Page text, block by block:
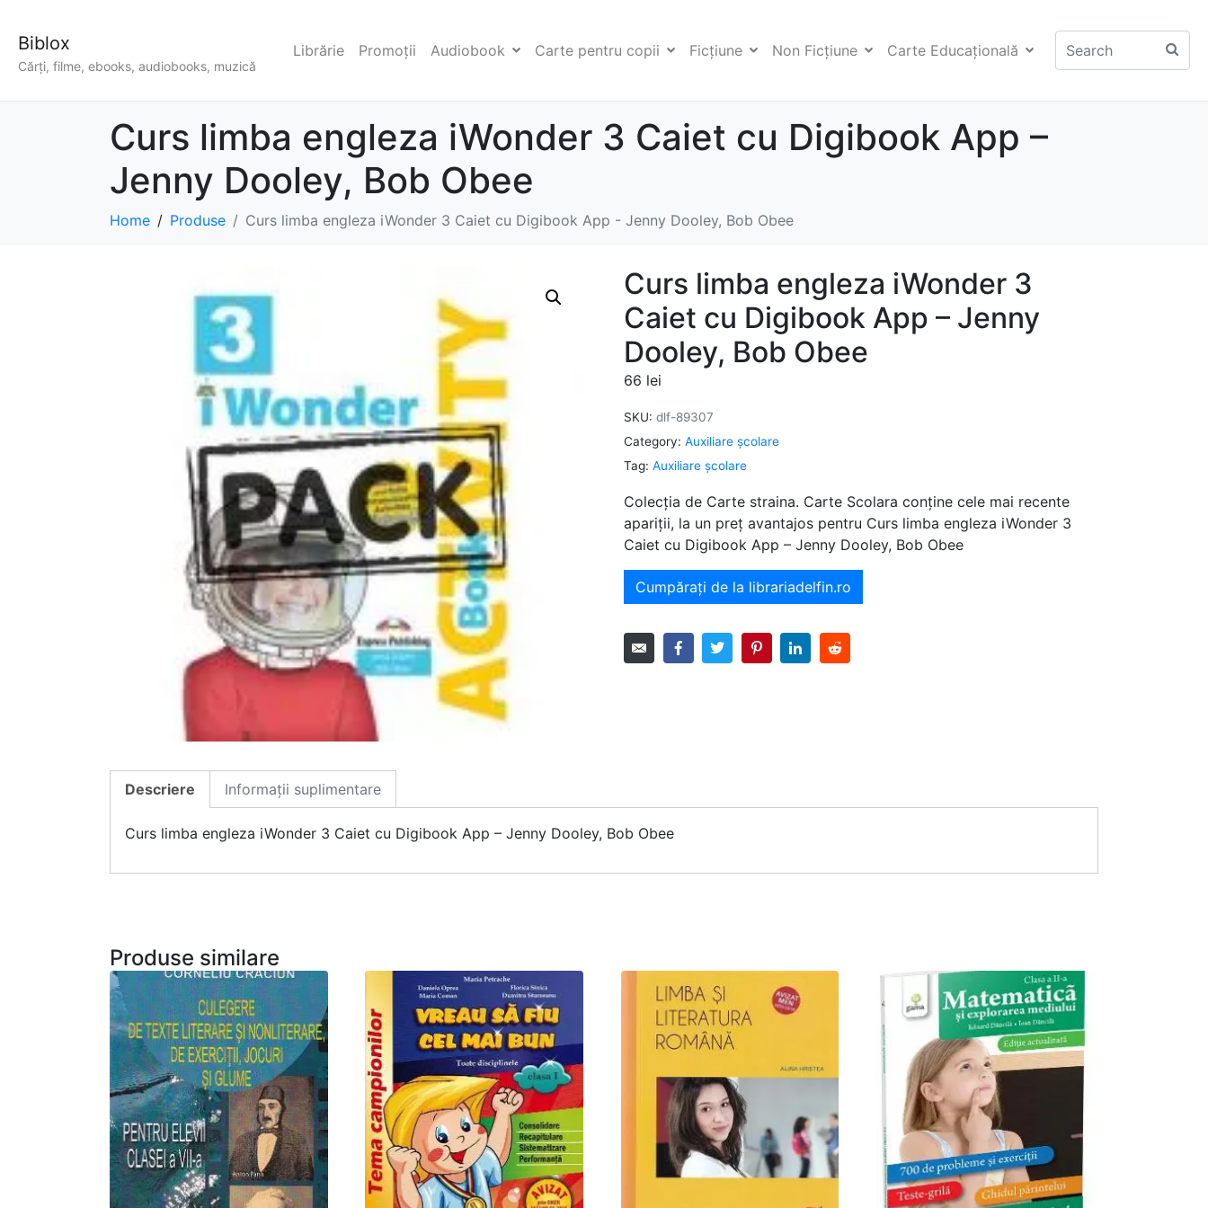
Biblox
Cărți, filme, ebooks, audiobooks, muzică
Librărie Promoții Audiobook Carte pentru copii Ficţiune Non Ficţiune Carte Educaţională
Curs limba engleza iWonder 3 Caiet cu Digibook App –
Jenny Dooley, Bob Obee
Home Produse Curs limba engleza iWonder 3 Caiet cu Digibook App - Jenny Dooley, Bob Obee
Curs limba engleza iWonder 3
Caiet cu Digibook App – Jenny
Dooley, Bob Obee
66 lei
SKU: dlf-89307
Category: Auxiliare şcolare
Tag: Auxiliare şcolare
Colecția de Carte straina. Carte Scolara conține cele mai recente
apariții, la un preț avantajos pentru Curs limba engleza iWonder 3
Caiet cu Digibook App – Jenny Dooley, Bob Obee
Cumpărați de la librariadelfin.ro
Descriere Informații suplimentare
Curs limba engleza iWonder 3 Caiet cu Digibook App – Jenny Dooley, Bob Obee
Produse similare